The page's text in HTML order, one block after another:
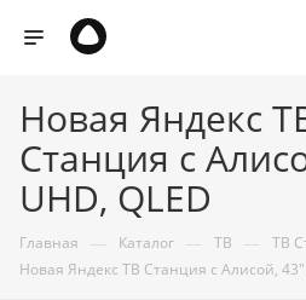
Новая Яндекс
Станция с
UHD, QLED
Главная — Каталог — ТВ — ТВ
Новая Яндекс ТВ Станция с Алисой, 43"